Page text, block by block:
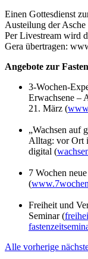
Einen Gottesdienst
Austeilung der
Per Livestream wird
Gera übertragen:
Angebote zur
3-Wochen-
Erwachsene –
21. März (
„Wachsen auf
Alltag: vor Ort
digital (
7 Wochen
(
Freiheit und
Seminar (
Alle vorherige